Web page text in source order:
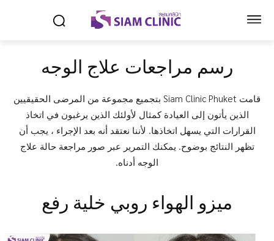
رسم مراجعات علاج الوجه
قامت Siam Clinic Phuket بتجميع مجموعة من المرضى الحقيقيين
الذين يأتون إلى العيادة كمثال لأولئك الذين يرغبون في اتخاذ
القرارات التي يسهل اتخاذها. لأننا نعتقد أنه بعد الإجراء ، يجب أن
تظهر النتائج بوضوح. يمكنك التمرير عبر صور مراجعة حالة علاج
الوجه أدناه.
ميزو الهواء روبي خلية رفع